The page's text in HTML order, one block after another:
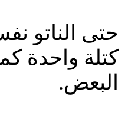
حتى الناتو
كتلة واحدة
البعض.